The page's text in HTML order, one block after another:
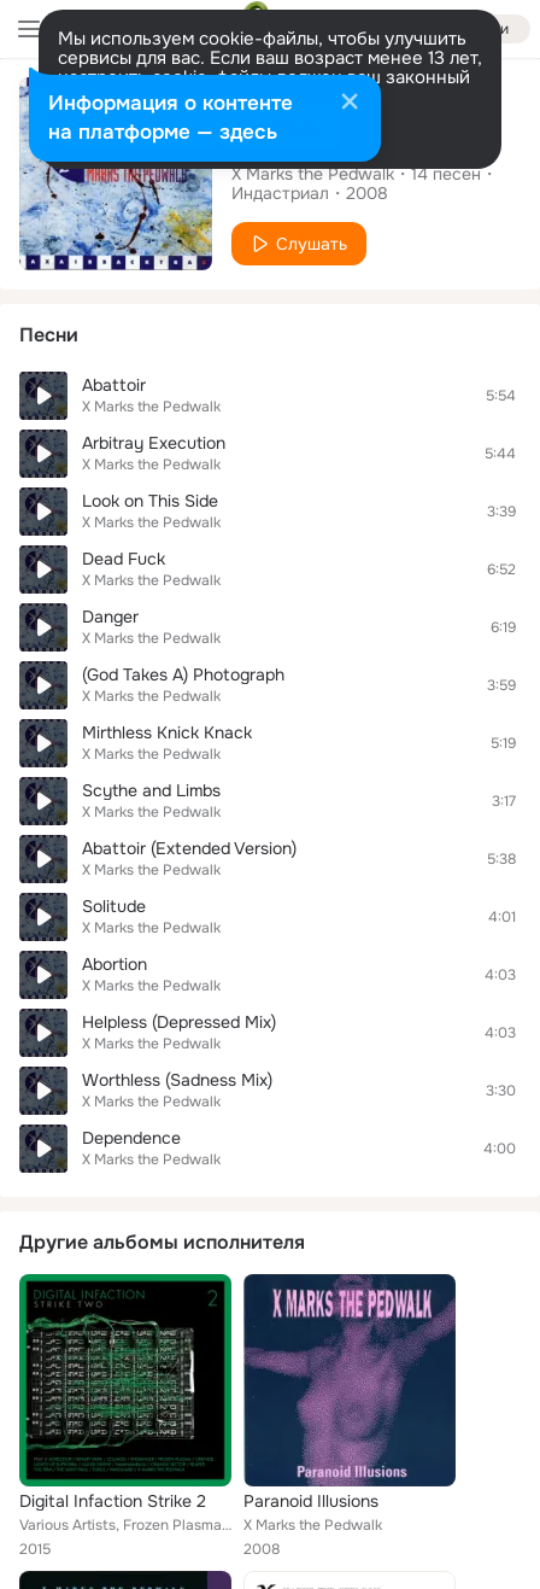
Войти
Мы используем cookie-файлы, чтобы улучшить
сервисы для вас. Если ваш возраст менее 13 лет,
настроить cookie-файлы должен ваш законный
представитель. Больше информации
Разрешить все Настроить
Альбом
Air Back Trax
X Marks the Pedwalk 14песен
Индастриал
2008
Слушать
Песни
Abattoir
X Marks the Pedwalk
5:54
Arbitray Execution
X Marks the Pedwalk
5:44
Look on This Side
X Marks the Pedwalk
3:39
Dead Fuck
X Marks the Pedwalk
6:52
Danger
X Marks the Pedwalk
6:19
(God Takes A) Photograph
X Marks the Pedwalk
3:59
Mirthless Knick Knack
X Marks the Pedwalk
5:19
Scythe and Limbs
X Marks the Pedwalk
3:17
Abattoir (Extended Version)
X Marks the Pedwalk
5:38
Solitude
X Marks the Pedwalk
4:01
Abortion
X Marks the Pedwalk
4:03
Helpless (Depressed Mix)
X Marks the Pedwalk
4:03
Worthless (Sadness Mix)
X Marks the Pedwalk
3:30
Dependence
X Marks the Pedwalk
4:00
Другие альбомы исполнителя
Digital Infaction Strike 2
Various Artists, Frozen Plasma, Reaper, Binary Park, Torul, Agrezzior, The Firm Inc., X Marks the Pedwalk, Vanguard, The Saint P...
2015
Paranoid Illusions
X Marks the Pedwalk
2008
Информация о контенте
на платформе — здесь